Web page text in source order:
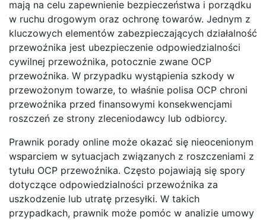
mają na celu zapewnienie bezpieczeństwa i porządku
w ruchu drogowym oraz ochronę towarów. Jednym z
kluczowych elementów zabezpieczających działalność
przewoźnika jest ubezpieczenie odpowiedzialności
cywilnej przewoźnika, potocznie zwane OCP
przewoźnika. W przypadku wystąpienia szkody w
przewożonym towarze, to właśnie polisa OCP chroni
przewoźnika przed finansowymi konsekwencjami
roszczeń ze strony zleceniodawcy lub odbiorcy.
Prawnik porady online może okazać się nieocenionym
wsparciem w sytuacjach związanych z roszczeniami z
tytułu OCP przewoźnika. Często pojawiają się spory
dotyczące odpowiedzialności przewoźnika za
uszkodzenie lub utratę przesyłki. W takich
przypadkach, prawnik może pomóc w analizie umowy